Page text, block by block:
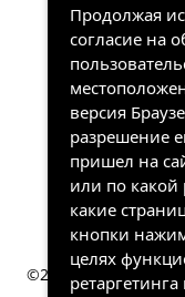
©2022-2026,
Продолжая
согласие на
версия
разрешение
пришел на
или по какой
какие
кнопки
целях